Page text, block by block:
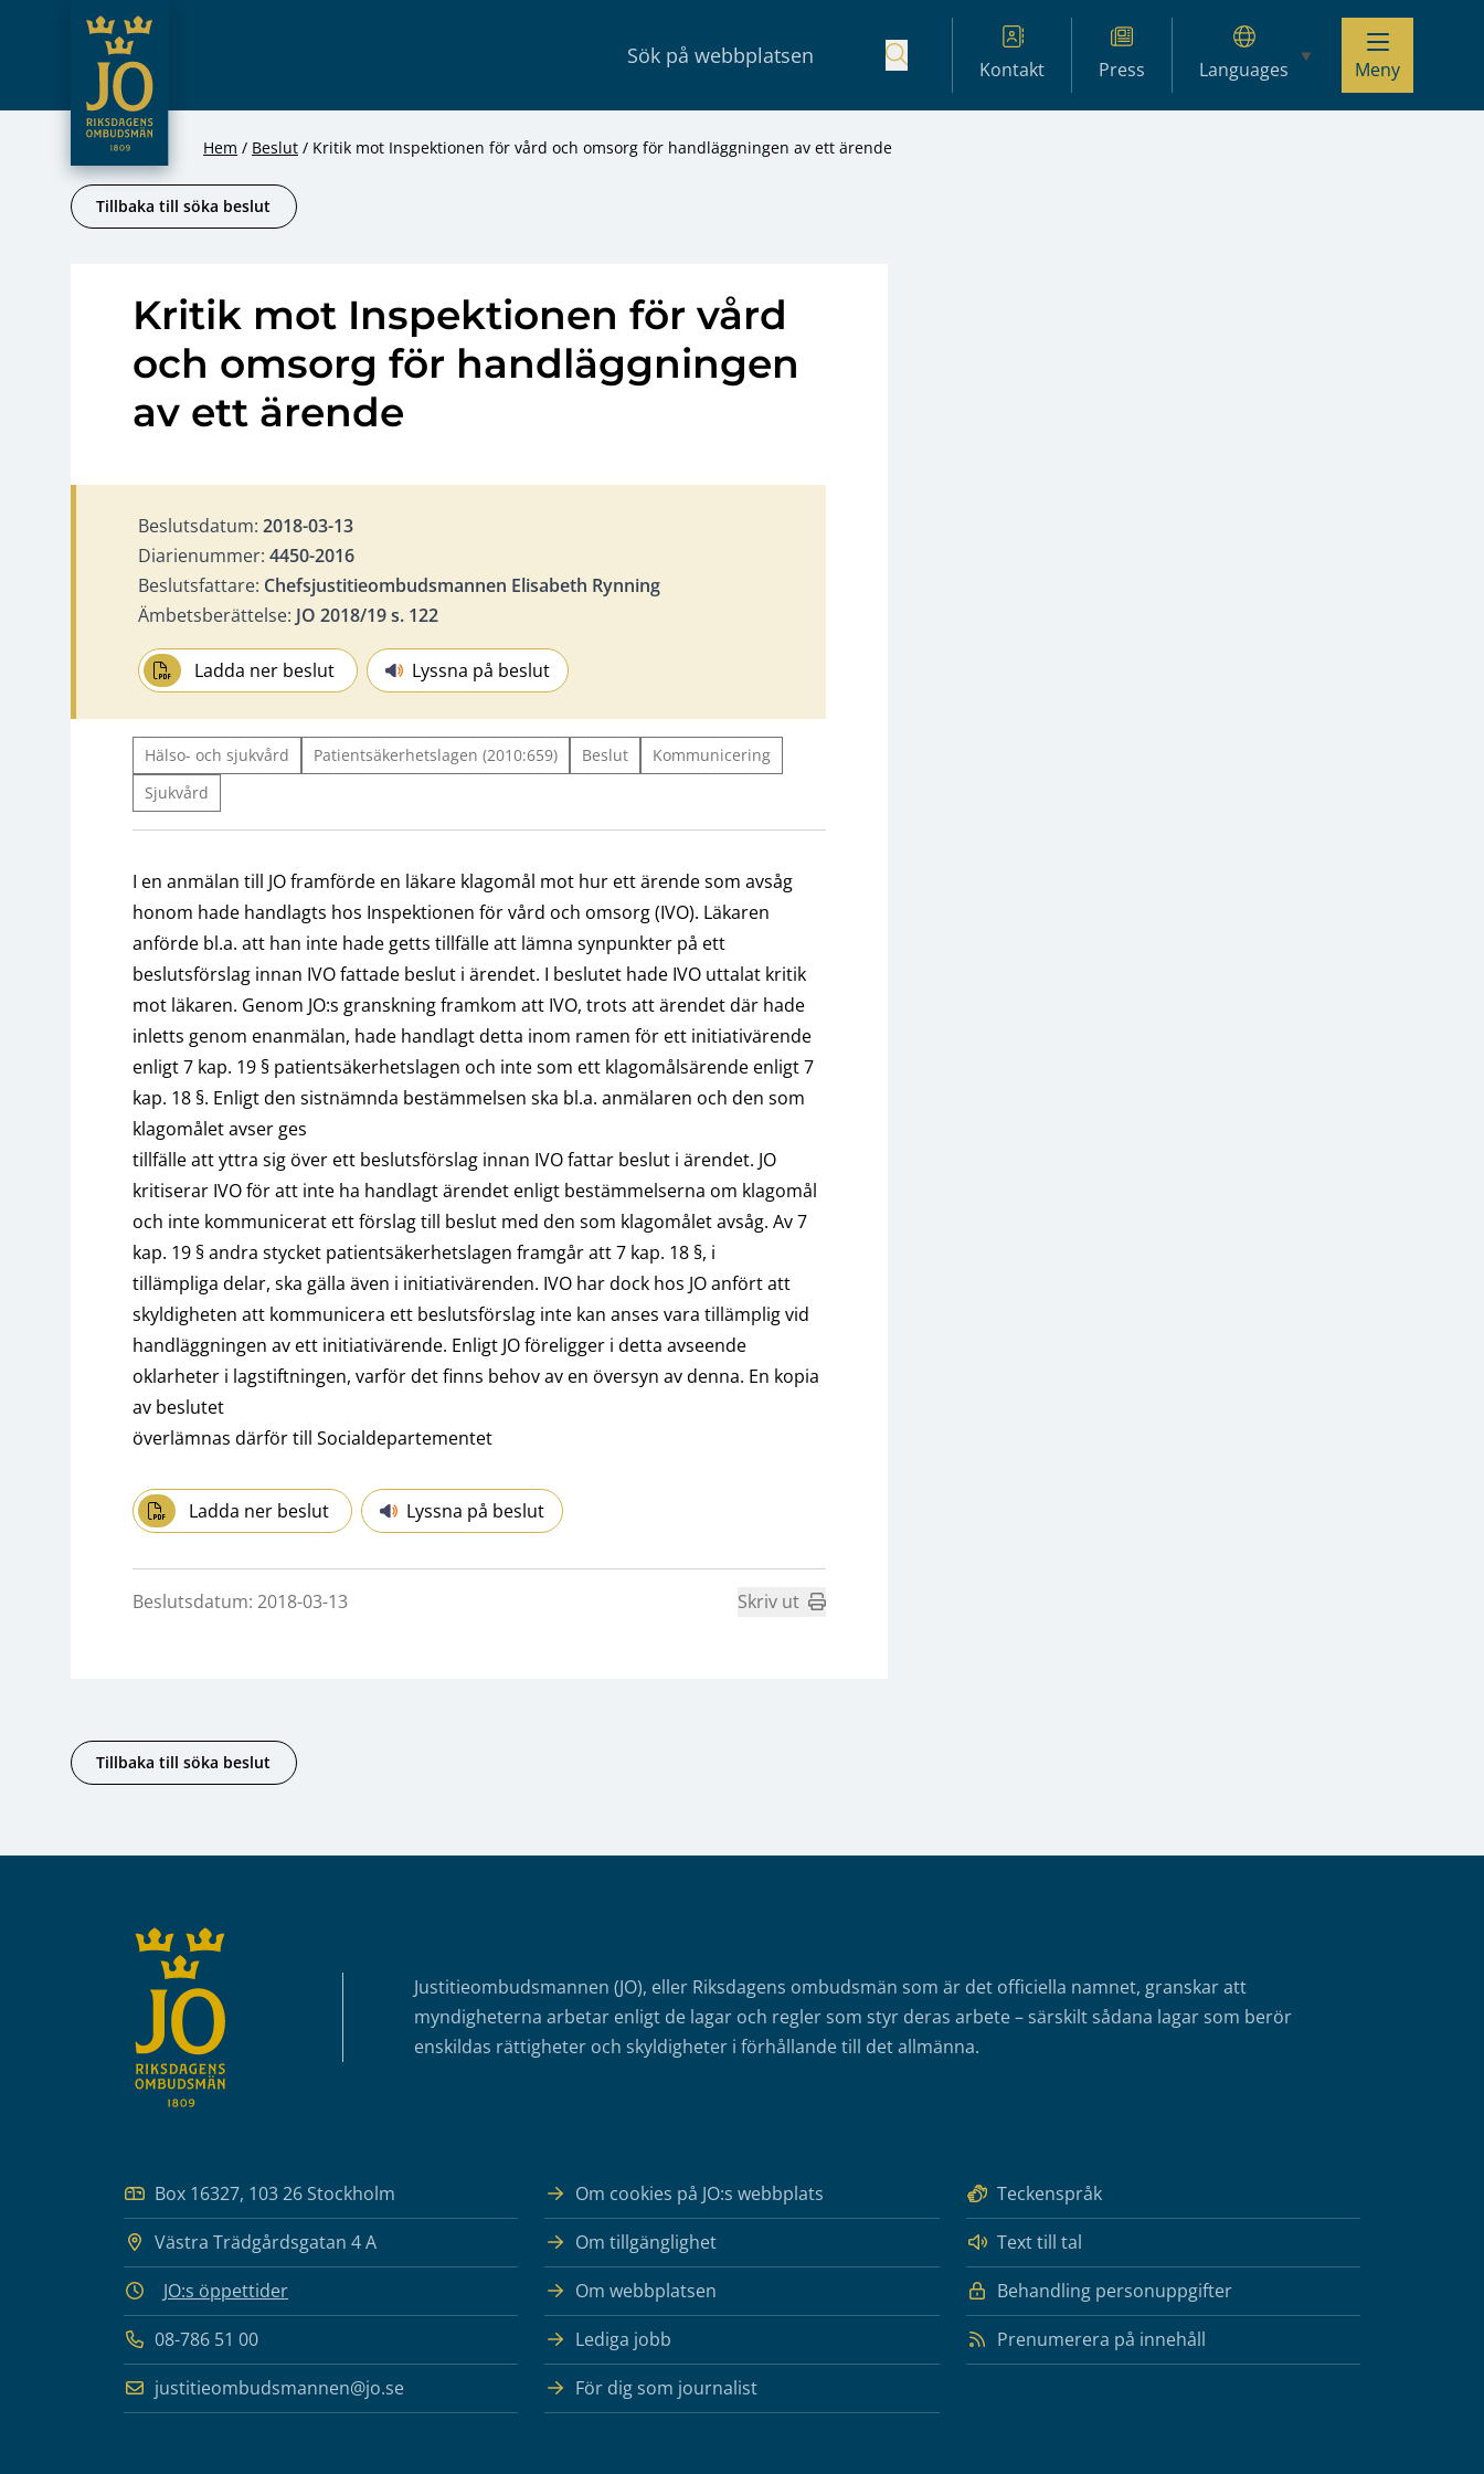
Hoppa till innehåll
JO – Riksdagens Ombudsmän
Kontakt Press Languages Meny
Hem Beslut Kritik mot Inspektionen för vård och omsorg för handläggningen av ett ärende
Tillbaka till söka beslut
Kritik mot Inspektionen för vård
och omsorg för handläggningen
av ett ärende
Beslutsdatum: 2018-03-13
Diarienummer: 4450-2016
Beslutsfattare: Chefsjustitieombudsmannen Elisabeth Rynning
Ämbetsberättelse: JO 2018/19 s. 122
Ladda ner beslut Lyssna på beslut
Hälso- och sjukvård Patientsäkerhetslagen (2010:659) Beslut
Kommunicering
Sjukvård
I en anmälan till JO framförde en läkare klagomål mot hur ett ärende som avsåg
honom hade handlagts hos Inspektionen för vård och omsorg (IVO). Läkaren
anförde bl.a. att han inte hade getts tillfälle att lämna synpunkter på ett
beslutsförslag innan IVO fattade beslut i ärendet. I beslutet hade IVO uttalat kritik
mot läkaren. Genom JO:s granskning framkom att IVO, trots att ärendet där hade
inletts genom enanmälan, hade handlagt detta inom ramen för ett initiativärende
enligt 7 kap. 19 § patientsäkerhetslagen och inte som ett klagomålsärende enligt 7
kap. 18 §. Enligt den sistnämnda bestämmelsen ska bl.a. anmälaren och den som
klagomålet avser ges
tillfälle att yttra sig över ett beslutsförslag innan IVO fattar beslut i ärendet. JO
kritiserar IVO för att inte ha handlagt ärendet enligt bestämmelserna om klagomål
och inte kommunicerat ett förslag till beslut med den som klagomålet avsåg. Av 7
kap. 19 § andra stycket patientsäkerhetslagen framgår att 7 kap. 18 §, i
tillämpliga delar, ska gälla även i initiativärenden. IVO har dock hos JO anfört att
skyldigheten att kommunicera ett beslutsförslag inte kan anses vara tillämplig vid
handläggningen av ett initiativärende. Enligt JO föreligger i detta avseende
oklarheter i lagstiftningen, varför det finns behov av en översyn av denna. En kopia
av beslutet
överlämnas därför till Socialdepartementet
Ladda ner beslut Lyssna på beslut
Beslutsdatum: 2018-03-13 Skriv ut
Tillbaka till söka beslut
Justitieombudsmannen (JO), eller Riksdagens ombudsmän som är det officiella namnet, granskar att
myndigheterna arbetar enligt de lagar och regler som styr deras arbete – särskilt sådana lagar som berör
enskildas rättigheter och skyldigheter i förhållande till det allmänna.
Box 16327, 103 26 Stockholm
Västra Trädgårdsgatan 4 A
JO:s öppettider
08-786 51 00
justitieombudsmannen@jo.se
Om cookies på JO:s webbplats
Teckenspråk
Om tillgänglighet
Text till tal
Om webbplatsen
Behandling personuppgifter
Lediga jobb
Prenumerera på innehåll
För dig som journalist